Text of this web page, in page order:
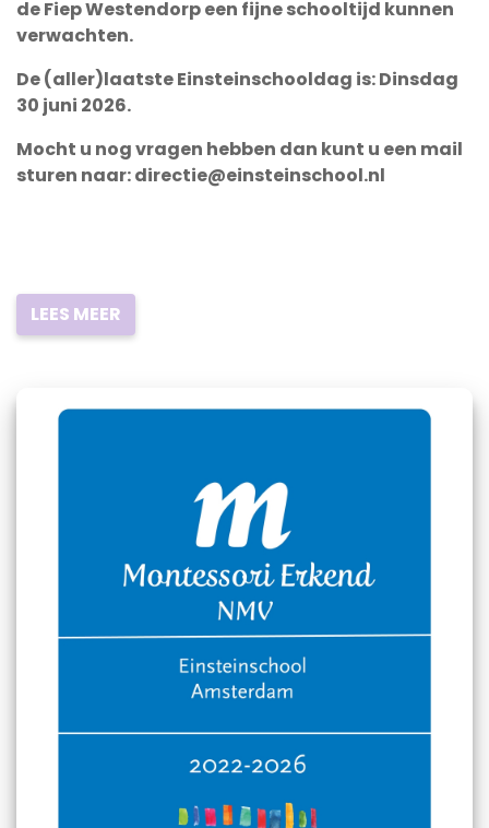
de Fiep Westendorp een fijne schooltijd kunnen
verwachten.
De (aller)laatste Einsteinschooldag is: Dinsdag
30 juni 2026.
Mocht u nog vragen hebben dan kunt u een mail
sturen naar: directie@einsteinschool.nl
LEES MEER